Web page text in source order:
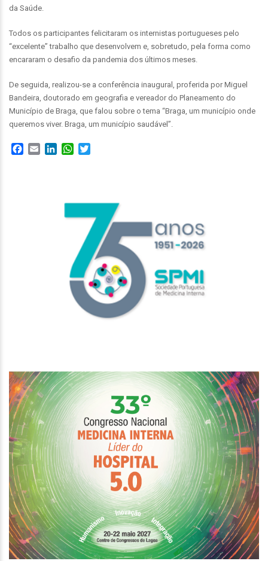
da Saúde.
Todos os participantes felicitaram os internistas portugueses pelo
“excelente” trabalho que desenvolvem e, sobretudo, pela forma como
encararam o desafio da pandemia dos últimos meses.
De seguida, realizou-se a conferência inaugural, proferida por Miguel
Bandeira, doutorado em geografia e vereador do Planeamento do
Município de Braga, que falou sobre o tema “Braga, um município onde
queremos viver. Braga, um município saudável”.
Facebook
Email LinkedInWhatsApp